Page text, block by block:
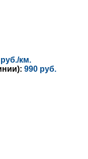
км.
990 руб.